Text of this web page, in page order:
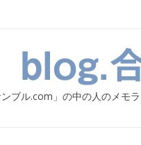
blog.
ンブル.com」の中の人のメモ